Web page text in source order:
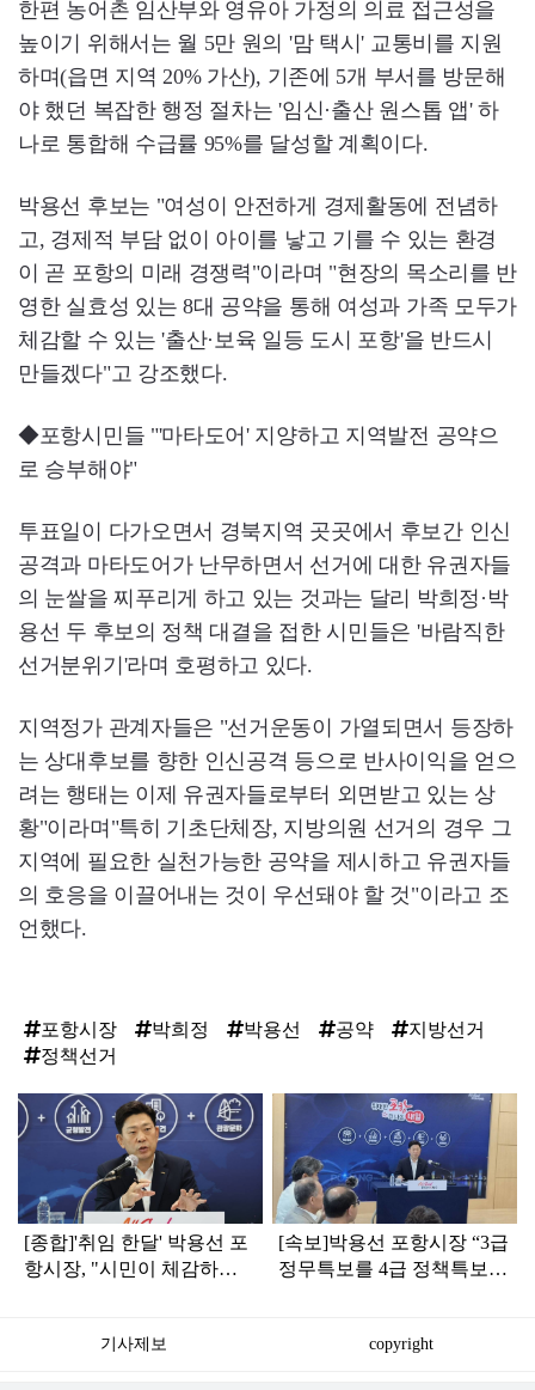
한편 농어촌 임산부와 영유아 가정의 의료 접근성을
높이기 위해서는 월 5만 원의 '맘 택시' 교통비를 지원
하며(읍면 지역 20% 가산), 기존에 5개 부서를 방문해
야 했던 복잡한 행정 절차는 '임신·출산 원스톱 앱' 하
나로 통합해 수급률 95%를 달성할 계획이다.
박용선 후보는 "여성이 안전하게 경제활동에 전념하
고, 경제적 부담 없이 아이를 낳고 기를 수 있는 환경
이 곧 포항의 미래 경쟁력"이라며 "현장의 목소리를 반
영한 실효성 있는 8대 공약을 통해 여성과 가족 모두가
체감할 수 있는 '출산·보육 일등 도시 포항'을 반드시
만들겠다"고 강조했다.
◆포항시민들 "'마타도어' 지양하고 지역발전 공약으
로 승부해야"
투표일이 다가오면서 경북지역 곳곳에서 후보간 인신
공격과 마타도어가 난무하면서 선거에 대한 유권자들
의 눈쌀을 찌푸리게 하고 있는 것과는 달리 박희정·박
용선 두 후보의 정책 대결을 접한 시민들은 '바람직한
선거분위기'라며 호평하고 있다.
지역정가 관계자들은 "선거운동이 가열되면서 등장하
는 상대후보를 향한 인신공격 등으로 반사이익을 얻으
려는 행태는 이제 유권자들로부터 외면받고 있는 상
황"이라며"특히 기초단체장, 지방의원 선거의 경우 그
지역에 필요한 실천가능한 공약을 제시하고 유권자들
의 호응을 이끌어내는 것이 우선돼야 할 것"이라고 조
언했다.
포항시장 박희정 박용선 공약
지방선거
정책선거
탑
라
인
[종합]'취임 한달' 박용선 포
항시장, "시민이 체감하는
[속보]박용선 포항시장 “3급
정무특보를 4급 정책특보로
기사제보 copyright